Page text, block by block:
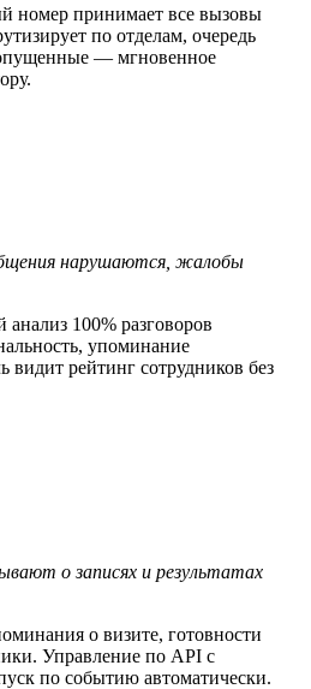
номер принимает все вызовы
по отделам, очередь
— мгновенное
нарушаются, жалобы
100% разговоров
упоминание
видит рейтинг сотрудников без
о записях и результатах
о визите, готовности
Управление по API с
по событию автоматически.